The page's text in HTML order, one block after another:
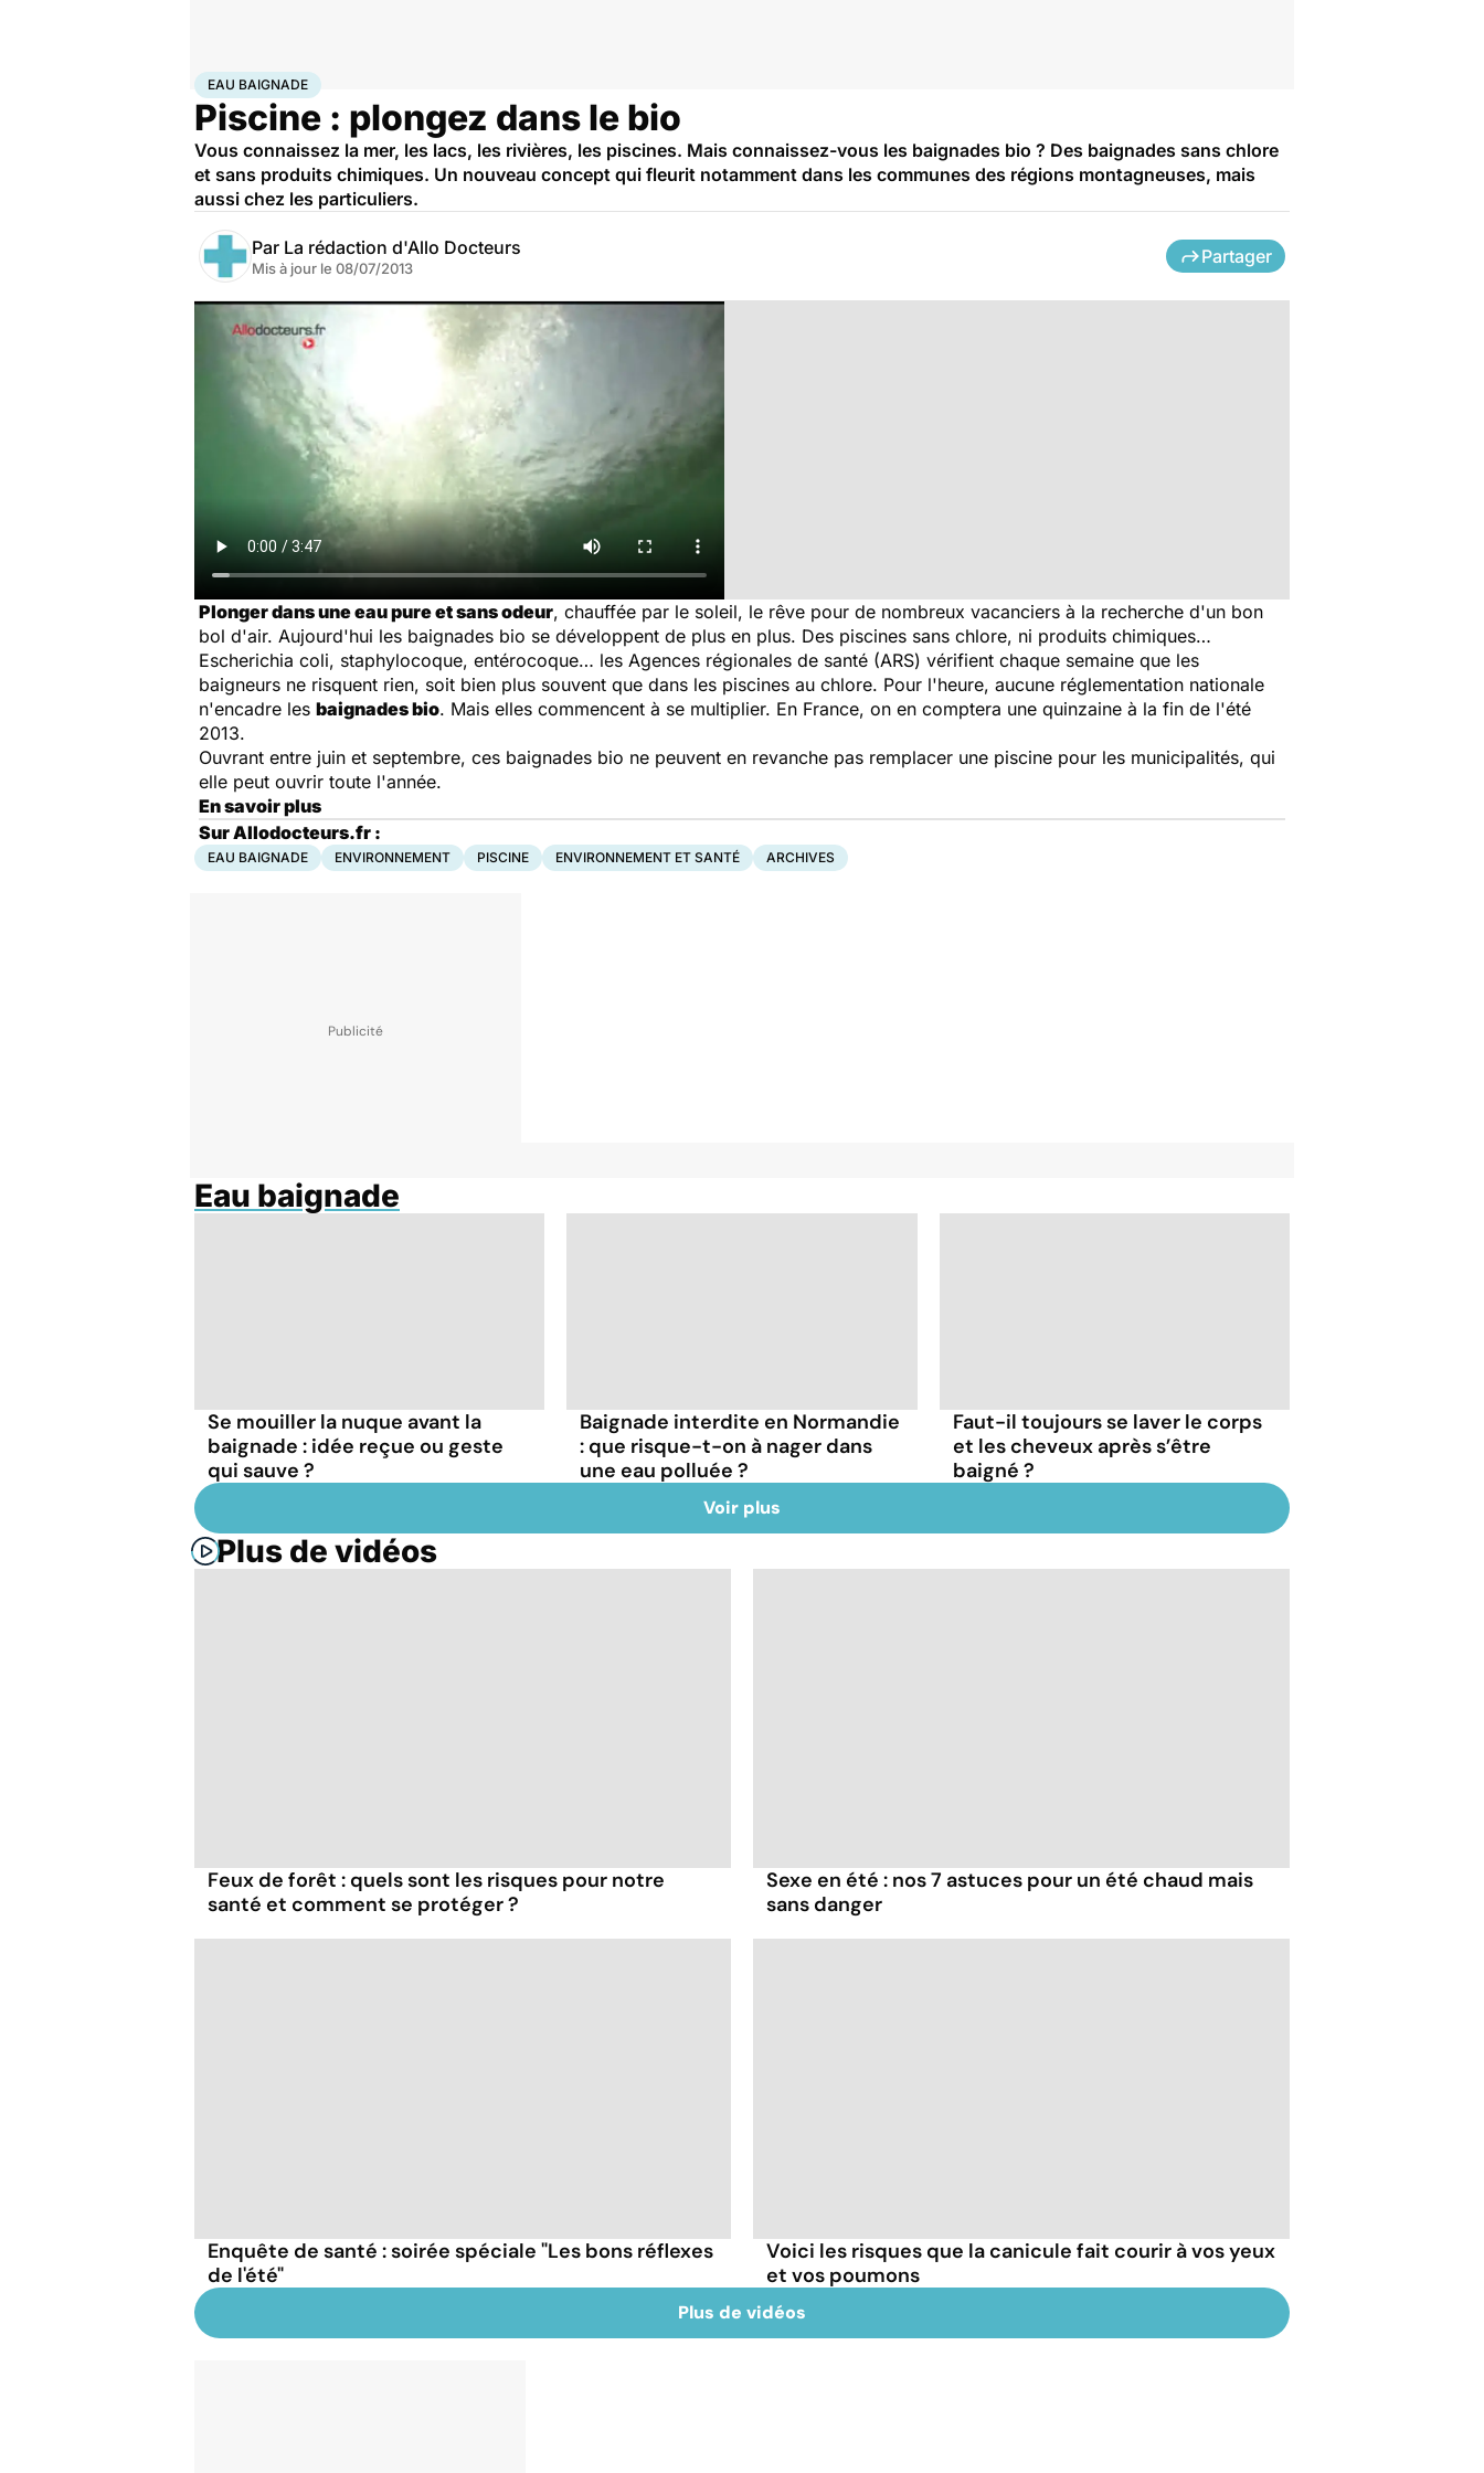
AccueilBien-êtreEau baignade
EAU BAIGNADE
Piscine : plongez dans le bio
Vous connaissez la mer, les lacs, les rivières, les piscines. Mais connaissez-vous les baignades bio ? Des baignades sans chlore
et sans produits chimiques. Un nouveau concept qui fleurit notamment dans les communes des régions montagneuses, mais
aussi chez les particuliers.
Par La rédaction d'Allo Docteurs
Mis à jour le 08/07/2013
Partager
Plonger dans une eau pure et sans odeur, chauffée par le soleil, le rêve pour de nombreux vacanciers à la recherche d'un bon
bol d'air. Aujourd'hui les baignades bio se développent de plus en plus. Des piscines sans chlore, ni produits chimiques…
Escherichia coli, staphylocoque, entérocoque… les Agences régionales de santé (ARS) vérifient chaque semaine que les
baigneurs ne risquent rien, soit bien plus souvent que dans les piscines au chlore. Pour l'heure, aucune réglementation nationale
n'encadre les baignades bio. Mais elles commencent à se multiplier. En France, on en comptera une quinzaine à la fin de l'été
2013.
Ouvrant entre juin et septembre, ces baignades bio ne peuvent en revanche pas remplacer une piscine pour les municipalités, qui
elle peut ouvrir toute l'année.
En savoir plus
Sur Allodocteurs.fr :
EAU BAIGNADE ENVIRONNEMENT PISCINE ENVIRONNEMENT ET SANTÉ ARCHIVES
Eau baignade
Se mouiller la nuque avant la
baignade : idée reçue ou geste
qui sauve ?
Baignade interdite en Normandie
: que risque-t-on à nager dans
une eau polluée ?
Faut-il toujours se laver le corps
et les cheveux après s’être
baigné ?
Voir plus
Plus de vidéos
Feux de forêt : quels sont les risques pour notre
santé et comment se protéger ?
Sexe en été : nos 7 astuces pour un été chaud mais
sans danger
Enquête de santé : soirée spéciale "Les bons réflexes
de l'été"
Voici les risques que la canicule fait courir à vos yeux
et vos poumons
Plus de vidéos